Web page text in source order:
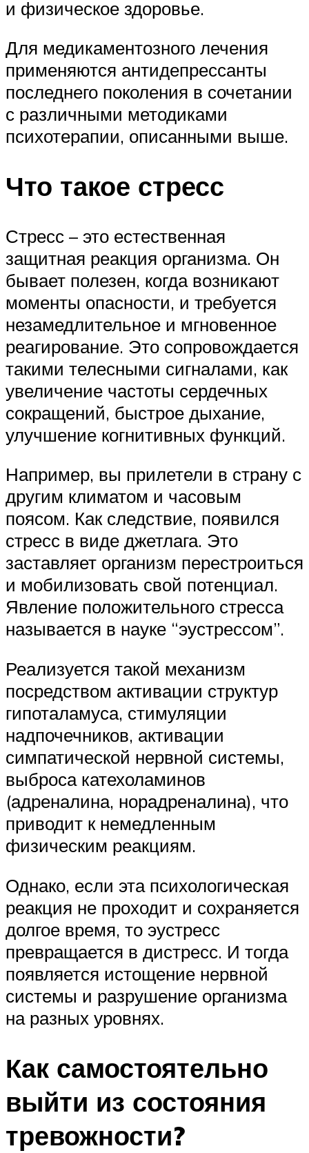
и физическое здоровье.
Для медикаментозного лечения
применяются антидепрессанты
последнего поколения в сочетании
с различными методиками
психотерапии, описанными выше.
Что такое стресс
Стресс – это естественная
защитная реакция организма. Он
бывает полезен, когда возникают
моменты опасности, и требуется
незамедлительное и мгновенное
реагирование. Это сопровождается
такими телесными сигналами, как
увеличение частоты сердечных
сокращений, быстрое дыхание,
улучшение когнитивных функций.
Например, вы прилетели в страну с
другим климатом и часовым
поясом. Как следствие, появился
стресс в виде джетлага. Это
заставляет организм перестроиться
и мобилизовать свой потенциал.
Явление положительного стресса
называется в науке “эустрессом”.
Реализуется такой механизм
посредством активации структур
гипоталамуса, стимуляции
надпочечников, активации
симпатической нервной системы,
выброса катехоламинов
(адреналина, норадреналина), что
приводит к немедленным
физическим реакциям.
Однако, если эта психологическая
реакция не проходит и сохраняется
долгое время, то эустресс
превращается в дистресс. И тогда
появляется истощение нервной
системы и разрушение организма
на разных уровнях.
Как самостоятельно
выйти из состояния
тревожности?